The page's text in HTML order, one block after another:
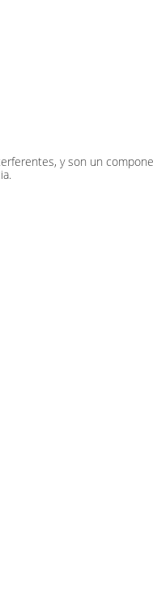
y son un